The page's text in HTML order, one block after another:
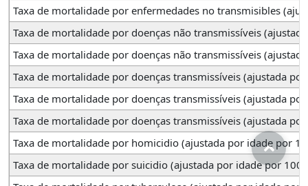
Taxa de mortalidade por enfermedades no transmisibles
Taxa de mortalidade por doenças não transmissíveis
Taxa de mortalidade por doenças não transmissíveis
Taxa de mortalidade por doenças transmissíveis (ajustada
Taxa de mortalidade por doenças transmissíveis (ajustada
Taxa de mortalidade por doenças transmissíveis (ajustada
Taxa de mortalidade por homicidio (ajustada por idade por
Taxa de mortalidade por suicidio (ajustada por idade por 100